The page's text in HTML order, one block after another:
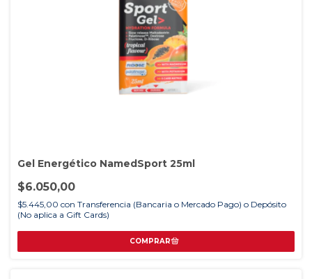
Gel Energético NamedSport 25ml
$6.050,00
$5.445,00 con Transferencia (Bancaria o Mercado Pago) o Depósito
(No aplica a Gift Cards)